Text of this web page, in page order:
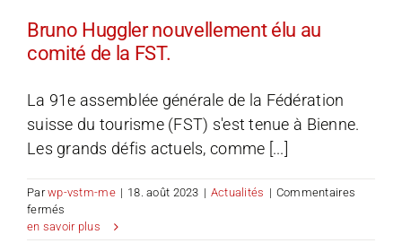
agiles
Bruno Huggler nouvellement élu au
comité de la FST.
La 91e assemblée générale de la Fédération
suisse du tourisme (FST) s'est tenue à Bienne.
Les grands défis actuels, comme [...]
Parwp-vstm-me | 18. août 2023 | Actualités | Commentaires
fermés
Bruno
Huggler
en savoir plus